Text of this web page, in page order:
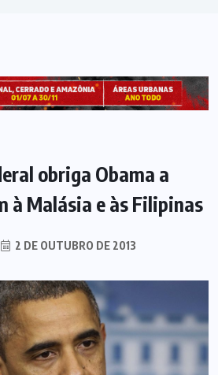
obriga Obama a
à Malásia e às Filipinas
2 DE OUTUBRO DE 2013